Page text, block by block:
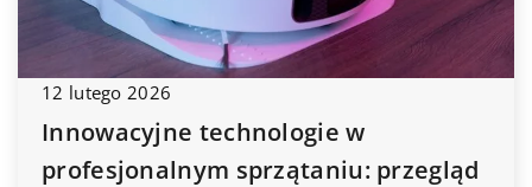
12 lutego 2026
Innowacyjne technologie w
profesjonalnym sprzątaniu: przegląd